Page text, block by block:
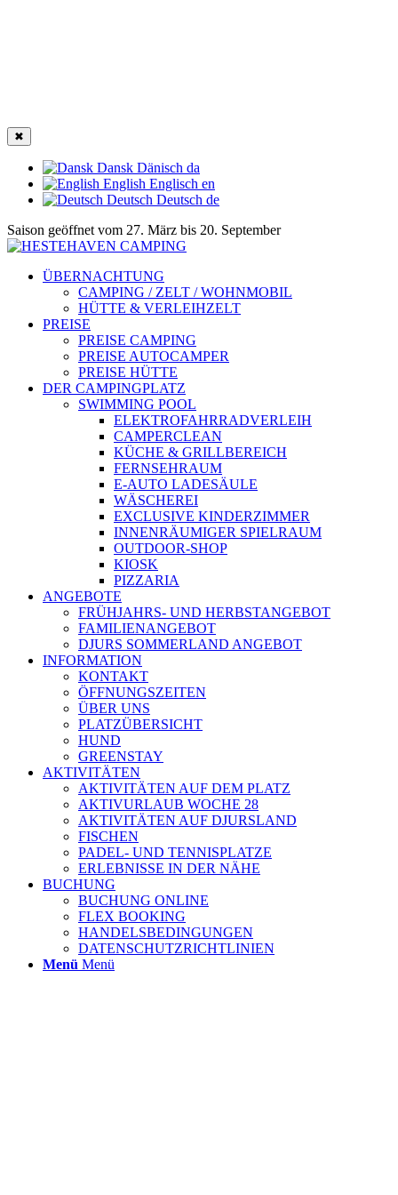
✖
Dansk Dänisch da
English Englisch en
Deutsch Deutsch de
Saison geöffnet vom 27. März bis 20. September
ÜBERNACHTUNG
CAMPING / ZELT / WOHNMOBIL
HÜTTE & VERLEIHZELT
PREISE
PREISE CAMPING
PREISE AUTOCAMPER
PREISE HÜTTE
DER CAMPINGPLATZ
SWIMMING POOL
ELEKTROFAHRRADVERLEIH
CAMPERCLEAN
KÜCHE & GRILLBEREICH
FERNSEHRAUM
E-AUTO LADESÄULE
WÄSCHEREI
EXCLUSIVE KINDERZIMMER
INNENRÄUMIGER SPIELRAUM
OUTDOOR-SHOP
KIOSK
PIZZARIA
ANGEBOTE
FRÜHJAHRS- UND HERBSTANGEBOT
FAMILIENANGEBOT
DJURS SOMMERLAND ANGEBOT
INFORMATION
KONTAKT
ÖFFNUNGSZEITEN
ÜBER UNS
PLATZÜBERSICHT
HUND
GREENSTAY
AKTIVITÄTEN
AKTIVITÄTEN AUF DEM PLATZ
AKTIVURLAUB WOCHE 28
AKTIVITÄTEN AUF DJURSLAND
FISCHEN
PADEL- UND TENNISPLATZE
ERLEBNISSE IN DER NÄHE
BUCHUNG
BUCHUNG ONLINE
FLEX BOOKING
HANDELSBEDINGUNGEN
DATENSCHUTZRICHTLINIEN
Menü Menü